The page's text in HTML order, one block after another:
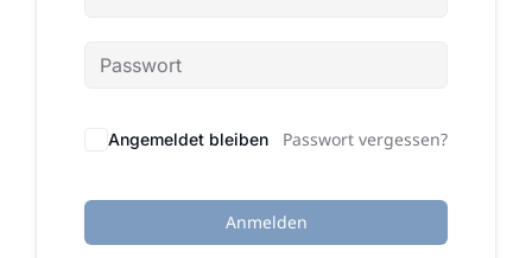
Angemeldet bleiben Passwort vergessen?
Anmelden